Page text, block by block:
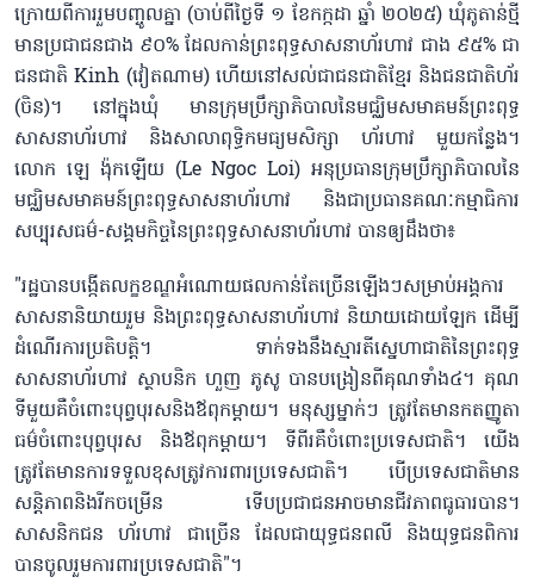
ក្រោយពីការរួមបញ្ចូលគ្នា (ចាប់ពីថ្ងៃទី ១ ខែកក្កដា ឆ្នាំ ២០២៥) ឃុំភូតាន់ថ្មី
មានប្រជាជនជាង ៩០% ដែលកាន់ព្រះពុទ្ធសាសនាហ័រហាវ ជាង ៩៥% ជា
ជនជាតិ Kinh (វៀតណាម) ហើយនៅសល់ជាជនជាតិខ្មែរ និងជនជាតិហ័រ​
(ចិន)។ នៅក្នុងឃុំ មានក្រុមប្រឹក្សាភិបាលនៃមជ្ឈិមសមាគមន៍ព្រះពុទ្ធ
សាសនាហ័រហាវ និងសាលាពុទ្ធិកមធ្យមសិក្សា ហ័រហាវ មួយកន្លែង។
លោក ឡេ ង៉ុកឡើយ (Le Ngoc Loi) អនុប្រធានក្រុមប្រឹក្សាភិបាលនៃ
មជ្ឈិមសមាគមន៍ព្រះពុទ្ធសាសនាហ័រហាវ និងជាប្រធានគណៈកម្មាធិការ
សប្បុរសធម៌-សង្គមកិច្ចនៃព្រះពុទ្ធសាសនាហ័រហាវ បានឲ្យដឹងថា៖
"រដ្ឋបានបង្កើតលក្ខខណ្ឌអំណោយផលកាន់តែច្រើនឡើងៗសម្រាប់អង្គការ
សាសនានិយាយរួម និងព្រះពុទ្ធសាសនាហ័រហាវ និយាយដោយឡែក ដើម្បី
ដំណើរការប្រតិបត្តិ។ ទាក់ទងនឹងស្មារតីស្នេហាជាតិនៃព្រះពុទ្ធ
សាសនាហ័រហាវ ស្ថាបនិក ហួញ ភូសូ បានបង្រៀនពីគុណទាំង៤។ គុណ
ទីមួយគឺចំពោះបុព្វបុរសនិងឪពុកម្តាយ។ មនុស្សម្នាក់ៗ ត្រូវតែមានកតញ្ញូតា
ធម៌ចំពោះបុព្វបុរស និងឪពុកម្តាយ។ ទីពីរគឺចំពោះប្រទេសជាតិ។ យើង
ត្រូវតែមានការទទួលខុសត្រូវការពារប្រទេសជាតិ។ បើប្រទេសជាតិមាន
សន្តិភាពនិងរីកចម្រើន ទើបប្រជាជនអាចមានជីវភាពធូធារបាន។
សាសនិកជន ហ័រហាវ ជាច្រើន ដែលជាយុទ្ធជនពលី និងយុទ្ធជនពិការ
បានចូលរួមការពារប្រទេសជាតិ"។